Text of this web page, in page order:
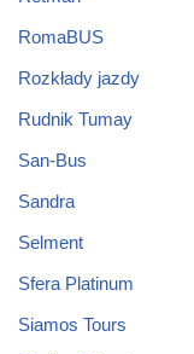
RomaBUS
Rozkłady jazdy
Rudnik Tumay
San-Bus
Sandra
Selment
Sfera Platinum
Siamos Tours